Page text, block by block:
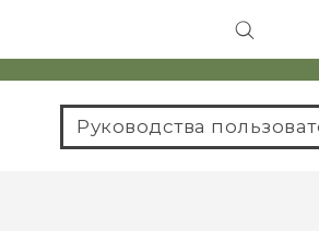
Руководства